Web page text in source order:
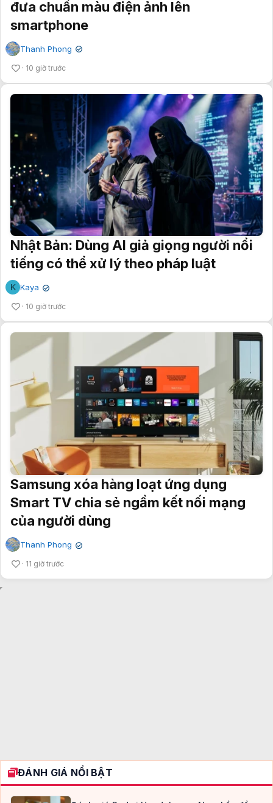
đưa chuẩn màu điện ảnh lên
smartphone
Thanh Phong ✔
10 giờ trước
Nhật Bản: Dùng AI giả giọng người nổi
tiếng có thể xử lý theo pháp luật
K Kaya ✔
10 giờ trước
Samsung xóa hàng loạt ứng dụng
Smart TV chia sẻ ngầm kết nối mạng
của người dùng
Thanh Phong ✔
11 giờ trước
ĐÁNH GIÁ NỔI BẬT